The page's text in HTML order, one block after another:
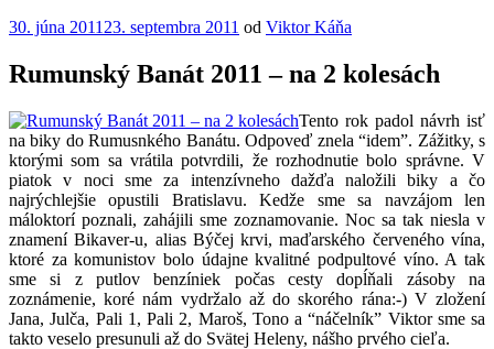
Publikované
30. júna 2011 23. septembra 2011 od Viktor Káňa
Rumunský Banát 2011 – na 2 kolesách
Tento rok padol návrh isť
na biky do Rumusnkého Banátu. Odpoveď znela “idem”. Zážitky, s
ktorými som sa vrátila potvrdili, že rozhodnutie bolo správne. V
piatok v noci sme za intenzívneho dažďa naložili biky a čo
najrýchlejšie opustili Bratislavu. Kedže sme sa navzájom len
máloktorí poznali, zahájili sme zoznamovanie. Noc sa tak niesla v
znamení Bikaver-u, alias Býčej krvi, maďarského červeného vína,
ktoré za komunistov bolo údajne kvalitné podpultové víno. A tak
sme si z putlov benzíniek počas cesty dopĺňali zásoby na
zoznámenie, koré nám vydržalo až do skorého rána:-) V zložení
Jana, Julča, Pali 1, Pali 2, Maroš, Tono a “náčelník” Viktor sme sa
takto veselo presunuli až do Svätej Heleny, nášho prvého cieľa.